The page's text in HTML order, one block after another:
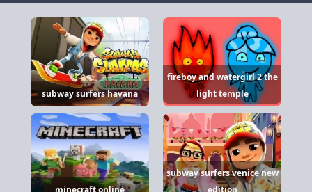
subway surfers havana
fireboy and watergirl 2 the
light temple
minecraft online
subway surfers venice new
edition